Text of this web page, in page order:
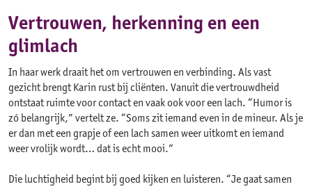
Vertrouwen, herkenning en een
glimlach
In haar werk draait het om vertrouwen en verbinding. Als vast
gezicht brengt Karin rust bij cliënten. Vanuit die vertrouwdheid
ontstaat ruimte voor contact en vaak ook voor een lach. “Humor is
zó belangrijk,” vertelt ze. “Soms zit iemand even in de mineur. Als je
er dan met een grapje of een lach samen weer uitkomt en iemand
weer vrolijk wordt… dat is echt mooi.”
Die luchtigheid begint bij goed kijken en luisteren. “Je gaat samen